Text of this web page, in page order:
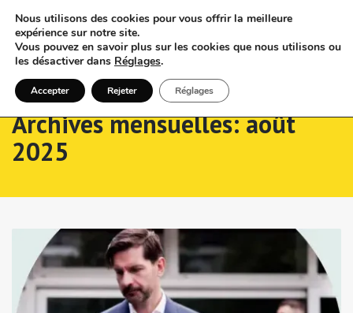
Archives mensuelles: août
2025
Nous utilisons des cookies pour vous offrir la meilleure
expérience sur notre site.
Vous pouvez en savoir plus sur les cookies que nous utilisons ou
les désactiver dans Réglages.
Accepter Rejeter Réglages